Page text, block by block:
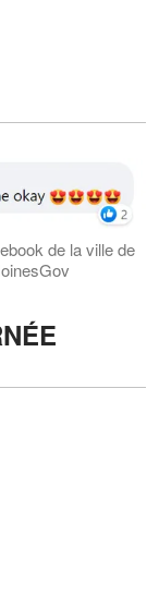
de la ville de